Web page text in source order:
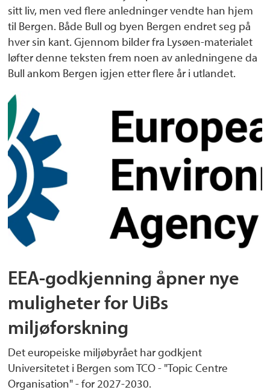
sitt liv, men ved flere anledninger vendte han hjem
til Bergen. Både Bull og byen Bergen endret seg på
hver sin kant. Gjennom bilder fra Lysøen-materialet
løfter denne teksten frem noen av anledningene da
Bull ankom Bergen igjen etter flere år i utlandet.
EEA-godkjenning åpner nye
muligheter for UiBs
miljøforskning
Det europeiske miljøbyrået har godkjent
Universitetet i Bergen som TCO - "Topic Centre
Organisation" - for 2027-2030.